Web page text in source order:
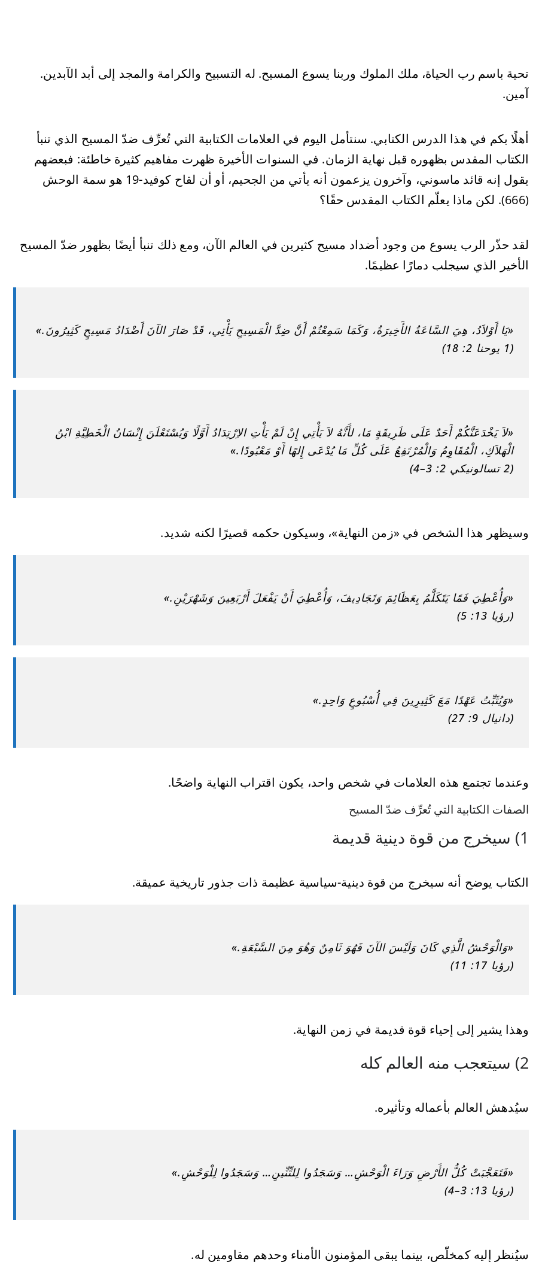
تحية باسم رب الحياة، ملك الملوك وربنا يسوع المسيح. له التسبيح والكرامة والمجد إلى أبد الآبدين.
آمين.
أهلًا بكم في هذا الدرس الكتابي. سنتأمل اليوم في العلامات الكتابية التي تُعرِّف ضدّ المسيح الذي تنبأ
الكتاب المقدس بظهوره قبل نهاية الزمان. في السنوات الأخيرة ظهرت مفاهيم كثيرة خاطئة: فبعضهم
يقول إنه قائد ماسوني، وآخرون يزعمون أنه يأتي من الجحيم، أو أن لقاح كوفيد-19 هو سمة الوحش
(666). لكن ماذا يعلّم الكتاب المقدس حقًا؟
لقد حذّر الرب يسوع من وجود أضداد مسيح كثيرين في العالم الآن، ومع ذلك تنبأ أيضًا بظهور ضدّ المسيح
الأخير الذي سيجلب دمارًا عظيمًا.
«يَا أَوْلاَدُ، هِيَ السَّاعَةُ الأَخِيرَةُ، وَكَمَا سَمِعْتُمْ أَنَّ ضِدَّ الْمَسِيحِ يَأْتِي، قَدْ صَارَ الآنَ أَضْدَادُ مَسِيحٍ كَثِيرُونَ.»
(1 يوحنا 2: 18)
«لاَ يَخْدَعَنَّكُمْ أَحَدٌ عَلَى طَرِيقَةٍ مَا، لأَنَّهُ لاَ يَأْتِي إِنْ لَمْ يَأْتِ الاِرْتِدَادُ أَوَّلًا وَيُسْتَعْلَنَ إِنْسَانُ الْخَطِيَّةِ ابْنُ
الْهَلاَكِ، الْمُقَاوِمُ وَالْمُرْتَفِعُ عَلَى كُلِّ مَا يُدْعَى إِلهًا أَوْ مَعْبُودًا.»
(2 تسالونيكي 2: 3–4)
وسيظهر هذا الشخص في «زمن النهاية»، وسيكون حكمه قصيرًا لكنه شديد.
«وَأُعْطِيَ فَمًا يَتَكَلَّمُ بِعَظَائِمَ وَتَجَادِيفَ، وَأُعْطِيَ أَنْ يَفْعَلَ أَرْبَعِينَ وَشَهْرَيْنِ.»
(رؤيا 13: 5)
«وَيُثَبِّتُ عَهْدًا مَعَ كَثِيرِينَ فِي أُسْبُوعٍ وَاحِدٍ.»
(دانيال 9: 27)
وعندما تجتمع هذه العلامات في شخص واحد، يكون اقتراب النهاية واضحًا.
الصفات الكتابية التي تُعرِّف ضدّ المسيح
1) سيخرج من قوة دينية قديمة
الكتاب يوضح أنه سيخرج من قوة دينية-سياسية عظيمة ذات جذور تاريخية عميقة.
«وَالْوَحْشُ الَّذِي كَانَ وَلَيْسَ الآنَ فَهُوَ ثَامِنٌ وَهُوَ مِنَ السَّبْعَةِ.»
(رؤيا 17: 11)
وهذا يشير إلى إحياء قوة قديمة في زمن النهاية.
2) سيتعجب منه العالم كله
سيُدهش العالم بأعماله وتأثيره.
«فَتَعَجَّبَتْ كُلُّ الأَرْضِ وَرَاءَ الْوَحْشِ… وَسَجَدُوا لِلتِّنِّينِ… وَسَجَدُوا لِلْوَحْشِ.»
(رؤيا 13: 3–4)
سيُنظر إليه كمخلّص، بينما يبقى المؤمنون الأمناء وحدهم مقاومين له.